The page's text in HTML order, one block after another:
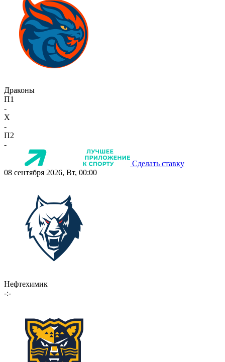
Драконы
П1
-
X
-
П2
-
Сделать ставку
08 сентября 2026, Вт, 00:00
Нефтехимик
-:-